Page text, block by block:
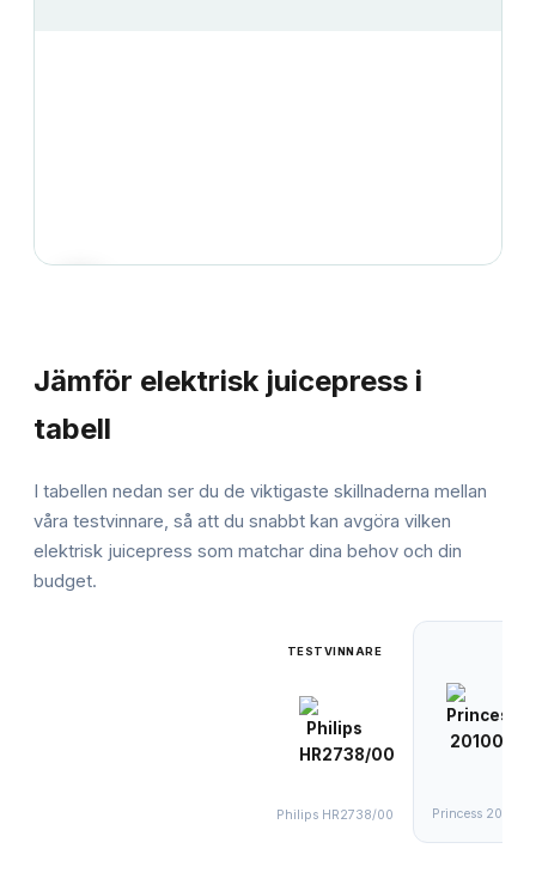
Jämför elektrisk juicepress i
tabell
I tabellen nedan ser du de viktigaste skillnaderna mellan
våra testvinnare, så att du snabbt kan avgöra vilken
elektrisk juicepress som matchar dina behov och din
budget.
TESTVINNARE
Philips HR2738/00 Princess 201004